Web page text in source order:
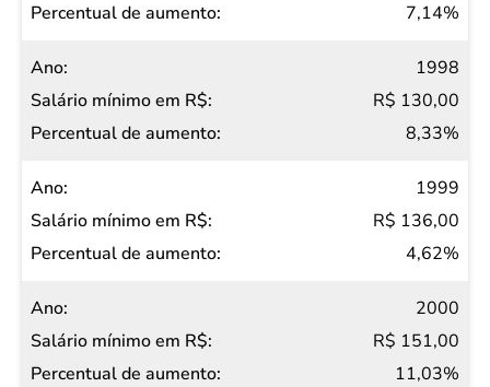
7,14%
1998
R$ 130,00
8,33%
1999
R$ 136,00
4,62%
2000
R$ 151,00
11,03%